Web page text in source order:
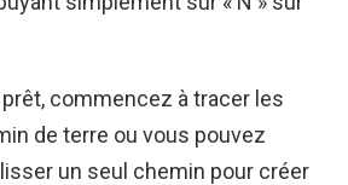
commencez à tracer les
de terre ou vous pouvez
un seul chemin pour créer